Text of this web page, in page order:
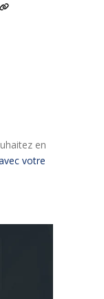
en
votre